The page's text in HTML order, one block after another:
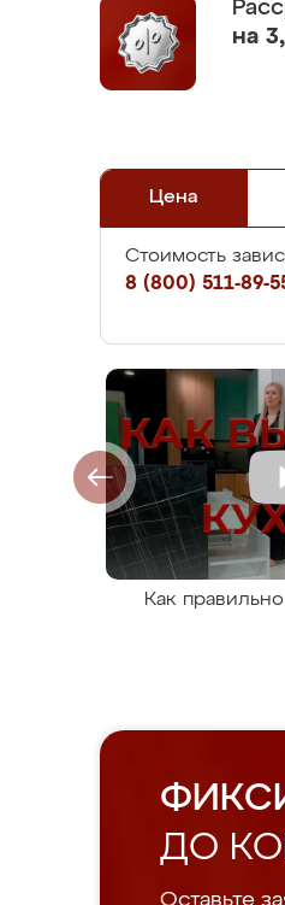
на
Цена
Стоимость
8 (800) 511-89-
Как
ДО
Оставьте